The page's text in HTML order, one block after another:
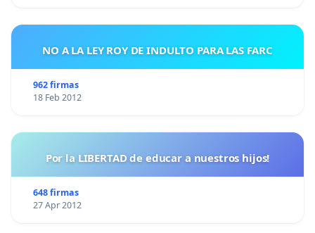
NO A LA LEY ROY DE INDULTO PARA LAS FARC
962 firmas
18 Feb 2012
Por la LIBERTAD de educar a nuestros hijos!
648 firmas
27 Apr 2012